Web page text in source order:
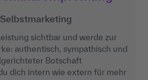
sichtbar und werde zur
authentisch, sympathisch und
Botschaft
dich intern wie extern für mehr